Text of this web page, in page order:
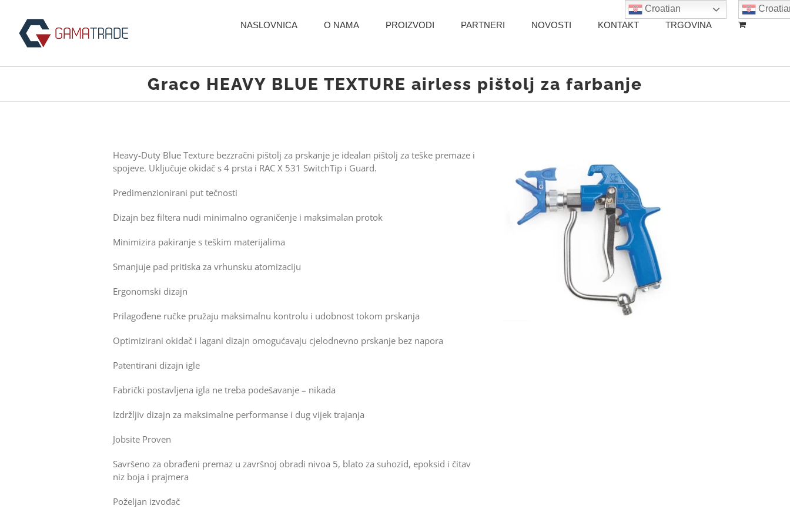
content
NASLOVNICA O NAMA PROIZVODI PARTNERI NOVOSTI KONTAKT TRGOVINA
Graco HEAVY BLUE TEXTURE airless pištolj za farbanje
Heavy-Duty Blue Texture bezzračni pištolj za prskanje je idealan pištolj za teške premaze i
spojeve. Uključuje okidač s 4 prsta i RAC X 531 SwitchTip i Guard.
Predimenzionirani put tečnosti
Dizajn bez filtera nudi minimalno ograničenje i maksimalan protok
Minimizira pakiranje s teškim materijalima
Smanjuje pad pritiska za vrhunsku atomizaciju
Ergonomski dizajn
Prilagođene ručke pružaju maksimalnu kontrolu i udobnost tokom prskanja
Optimizirani okidač i lagani dizajn omogućavaju cjelodnevno prskanje bez napora
Patentirani dizajn igle
Fabrički postavljena igla ne treba podešavanje – nikada
Izdržljiv dizajn za maksimalne performanse i dug vijek trajanja
Jobsite Proven
Savršeno za obrađeni premaz u završnoj obradi nivoa 5, blato za suhozid, epoksid i čitav
niz boja i prajmera
Poželjan izvođač
Croatian